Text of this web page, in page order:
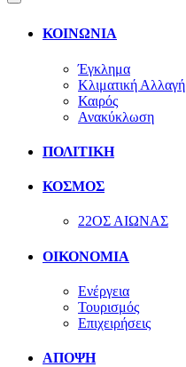
ΚΟΙΝΩΝΙΑ
Έγκλημα
Κλιματική Αλλαγή
Καιρός
Ανακύκλωση
ΠΟΛΙΤΙΚΗ
ΚΟΣΜΟΣ
22ΟΣ ΑΙΩΝΑΣ
ΟΙΚΟΝΟΜΙΑ
Ενέργεια
Τουρισμός
Επιχειρήσεις
ΑΠΟΨΗ